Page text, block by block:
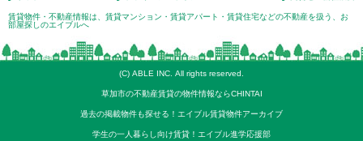
賃貸物件・不動産情報は、賃貸マンション・賃貸アパート・賃貸住宅などの不動産を扱う、お
部屋探しのエイブルへ
(C) ABLE INC. All rights reserved.
草加市の不動産賃貸の物件情報ならCHINTAI
過去の掲載物件も探せる！エイブル賃貸物件アーカイブ
学生の一人暮らし向け賃貸！エイブル進学応援部